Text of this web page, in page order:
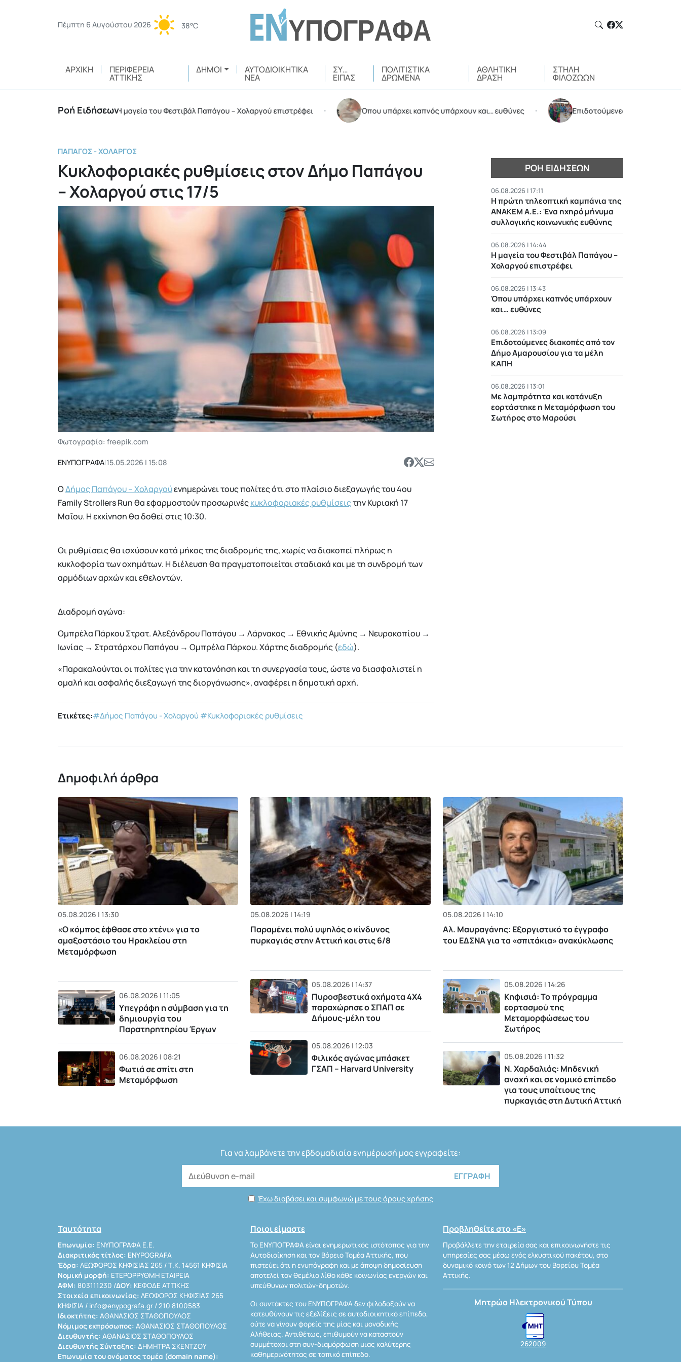
Πέμπτη 6 Αυγούστου 2026 38°C
ΑΡΧΙΚΉ ΠΕΡΙΦΈΡΕΙΑ
ΑΤΤΙΚΉΣ
ΔΉΜΟΙ ΑΥΤΟΔΙΟΙΚΗΤΙΚΆ
ΝΈΑ
ΣΥ…
ΕΊΠΑΣ
ΠΟΛΙΤΙΣΤΙΚΆ
ΔΡΏΜΕΝΑ
ΑΘΛΗΤΙΚΉ
ΔΡΆΣΗ
ΣΤΉΛΗ
ΦΙΛΌΖΩΩΝ
Ροή ΕιδήσεωνΗ μαγεία του Φεστιβάλ Παπάγου – Χολαργού επιστρέφει • Όπου υπάρχει καπνός υπάρχουν και… ευθύνες • Επιδοτούμενες διακοπές από τον
ΠΑΠΆΓΟΣ - ΧΟΛΑΡΓΌΣ
Κυκλοφοριακές ρυθμίσεις στον Δήμο Παπάγου
– Χολαργού στις 17/5
Φωτογραφία: freepik.com
ΕΝΥΠΟΓΡΑΦΑ|15.05.2026 | 15:08
ΟΔήμος Παπάγου – Χολαργούενημερώνει τους πολίτες ότι στο πλαίσιο διεξαγωγής του 4ου
Family Strollers Run θα εφαρμοστούν προσωρινέςκυκλοφοριακές ρυθμίσειςτην Κυριακή 17
Μαΐου. Η εκκίνηση θα δοθεί στις 10:30.
Οι ρυθμίσεις θα ισχύσουν κατά μήκος της διαδρομής της, χωρίς να διακοπεί πλήρως η
κυκλοφορία των οχημάτων. Η διέλευση θα πραγματοποιείται σταδιακά και με τη συνδρομή των
αρμόδιων αρχών και εθελοντών.
Διαδρομή αγώνα:
Ομπρέλα Πάρκου Στρατ. Αλεξάνδρου Παπάγου → Λάρνακος → Εθνικής Αμύνης → Νευροκοπίου →
Ιωνίας → Στρατάρχου Παπάγου → Ομπρέλα Πάρκου. Χάρτης διαδρομής (εδώ).
«Παρακαλούνται οι πολίτες για την κατανόηση και τη συνεργασία τους, ώστε να διασφαλιστεί η
ομαλή και ασφαλής διεξαγωγή της διοργάνωσης», αναφέρει η δημοτική αρχή.
Ετικέτες:#Δήμος Παπάγου - Χολαργού #Κυκλοφοριακές ρυθμίσεις
ΡΟΉ ΕΙΔΉΣΕΩΝ
06.08.2026 | 17:11
Η πρώτη τηλεοπτική καμπάνια της
ΑΝΑΚΕΜ Α.Ε.: Ένα ηχηρό μήνυμα
συλλογικής κοινωνικής ευθύνης
06.08.2026 | 14:44
Η μαγεία του Φεστιβάλ Παπάγου –
Χολαργού επιστρέφει
06.08.2026 | 13:43
Όπου υπάρχει καπνός υπάρχουν
και… ευθύνες
06.08.2026 | 13:09
Επιδοτούμενες διακοπές από τον
Δήμο Αμαρουσίου για τα μέλη
ΚΑΠΗ
06.08.2026 | 13:01
Με λαμπρότητα και κατάνυξη
εορτάστηκε η Μεταμόρφωση του
Σωτήρος στο Μαρούσι
Δημοφιλή άρθρα
05.08.2026 | 13:30
«Ο κόμπος έφθασε στο χτένι» για το
αμαξοστάσιο του Ηρακλείου στη
Μεταμόρφωση
06.08.2026 | 11:05
Υπεγράφη η σύμβαση για τη
δημιουργία του
Παρατηρητηρίου Έργων
06.08.2026 | 08:21
Φωτιά σε σπίτι στη
Μεταμόρφωση
05.08.2026 | 14:19
Παραμένει πολύ υψηλός ο κίνδυνος
πυρκαγιάς στην Αττική και στις 6/8
05.08.2026 | 14:37
Πυροσβεστικά οχήματα 4Χ4
παραχώρησε ο ΣΠΑΠ σε
Δήμους-μέλη του
05.08.2026 | 12:03
Φιλικός αγώνας μπάσκετ
ΓΣΑΠ – Harvard University
05.08.2026 | 14:10
Αλ. Μαυραγάνης: Εξοργιστικό το έγγραφο
του ΕΔΣΝΑ για τα «σπιτάκια» ανακύκλωσης
05.08.2026 | 14:26
Κηφισιά: Το πρόγραμμα
εορτασμού της
Μεταμορφώσεως του
Σωτήρος
05.08.2026 | 11:32
Ν. Χαρδαλιάς: Μηδενική
ανοχή και σε νομικό επίπεδο
για τους υπαίτιους της
πυρκαγιάς στη Δυτική Αττική
Για να λαμβάνετε την εβδομαδιαία ενημέρωσή μας εγγραφείτε:
Έχω διαβάσει και συμφωνώ με τους όρους χρήσης
Ταυτότητα
Επωνυμία: ΕΝΥΠΟΓΡΑΦΑ Ε.Ε.
Διακριτικός τίτλος: ENYPOGRAFA
Έδρα: ΛΕΩΦΟΡΟΣ ΚΗΦΙΣΙΑΣ 265 / Τ.Κ. 14561 ΚΗΦΙΣΙΑ
Νομική μορφή: ΕΤΕΡΟΡΡΥΘΜΗ ΕΤΑΙΡΕΙΑ
ΑΦΜ: 803111230 /ΔΟΥ: ΚΕΦΟΔΕ ΑΤΤΙΚΗΣ
Στοιχεία επικοινωνίας: ΛΕΩΦΟΡΟΣ ΚΗΦΙΣΙΑΣ 265
ΚΗΦΙΣΙΑ / info@enypografa.gr / 210 8100583
Ιδιοκτήτης: ΑΘΑΝΑΣΙΟΣ ΣΤΑΘΟΠΟΥΛΟΣ
Νόμιμος εκπρόσωπος: ΑΘΑΝΑΣΙΟΣ ΣΤΑΘΟΠΟΥΛΟΣ
Διευθυντής: ΑΘΑΝΑΣΙΟΣ ΣΤΑΘΟΠΟΥΛΟΣ
Διευθυντής Σύνταξης: ΔΗΜΗΤΡΑ ΣΚΕΝΤΖΟΥ
Επωνυμία του ονόματος τομέα (domain name):
Ποιοι είμαστε
Το ΕΝΥΠΟΓΡΑΦΑ είναι ενημερωτικός ιστότοπος για την
Αυτοδιοίκηση και τον Βόρειο Τομέα Αττικής, που
πιστεύει ότι η ενυπόγραφη και με άποψη δημοσίευση
αποτελεί τον θεμέλιο λίθο κάθε κοινωνίας ενεργών και
υπεύθυνων πολιτών-δημοτών.
Οι συντάκτες του ΕΝΥΠΟΓΡΑΦΑ δεν φιλοδοξούν να
κατευθύνουν τις εξελίξεις σε αυτοδιοικητικό επίπεδο,
ούτε να γίνουν φορείς της μίας και μοναδικής
Αλήθειας. Αντιθέτως, επιθυμούν να καταστούν
συμμέτοχοι στη συν-διαμόρφωση μιας καλύτερης
καθημερινότητας σε τοπικό επίπεδο.
Προβληθείτε στο «Ε»
Προβάλλετε την εταιρεία σας και επικοινωνήστε τις
υπηρεσίες σας μέσω ενός ελκυστικού πακέτου, στο
δυναμικό κοινό των 12 Δήμων του Βορείου Τομέα
Αττικής.
Μητρώο Ηλεκτρονικού Τύπου
262009